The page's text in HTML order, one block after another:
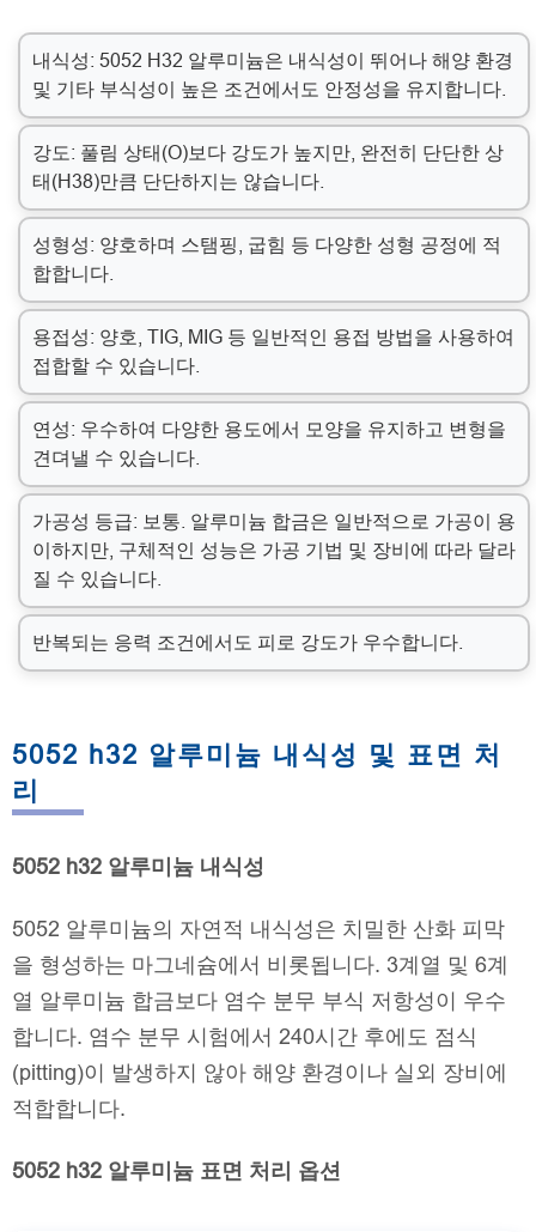
내식성: 5052 H32 알루미늄은 내식성이 뛰어나 해양 환경
및 기타 부식성이 높은 조건에서도 안정성을 유지합니다.
강도: 풀림 상태(O)보다 강도가 높지만, 완전히 단단한 상
태(H38)만큼 단단하지는 않습니다.
성형성: 양호하며 스탬핑, 굽힘 등 다양한 성형 공정에 적
합합니다.
용접성: 양호, TIG, MIG 등 일반적인 용접 방법을 사용하여
접합할 수 있습니다.
연성: 우수하여 다양한 용도에서 모양을 유지하고 변형을
견뎌낼 수 있습니다.
가공성 등급: 보통. 알루미늄 합금은 일반적으로 가공이 용
이하지만, 구체적인 성능은 가공 기법 및 장비에 따라 달라
질 수 있습니다.
반복되는 응력 조건에서도 피로 강도가 우수합니다.
5052 h32 알루미늄 내식성 및 표면 처
리
5052 h32 알루미늄 내식성
5052 알루미늄의 자연적 내식성은 치밀한 산화 피막
을 형성하는 마그네슘에서 비롯됩니다. 3계열 및 6계
열 알루미늄 합금보다 염수 분무 부식 저항성이 우수
합니다. 염수 분무 시험에서 240시간 후에도 점식
(pitting)이 발생하지 않아 해양 환경이나 실외 장비에
적합합니다.
5052 h32 알루미늄 표면 처리 옵션